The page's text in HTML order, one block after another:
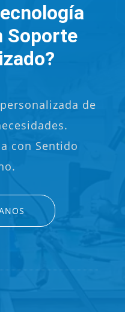
Soporte
de
con Sentido